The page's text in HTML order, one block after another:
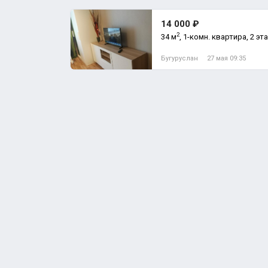
14 000 ₽
34 м2, 1-комн. квартира, 2
Бугуруслан 27 мая 09:35